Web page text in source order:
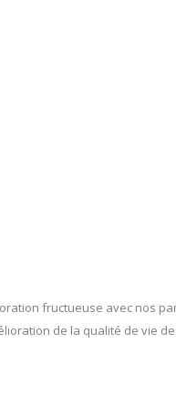
fructueuse avec nos
de la qualité de vie